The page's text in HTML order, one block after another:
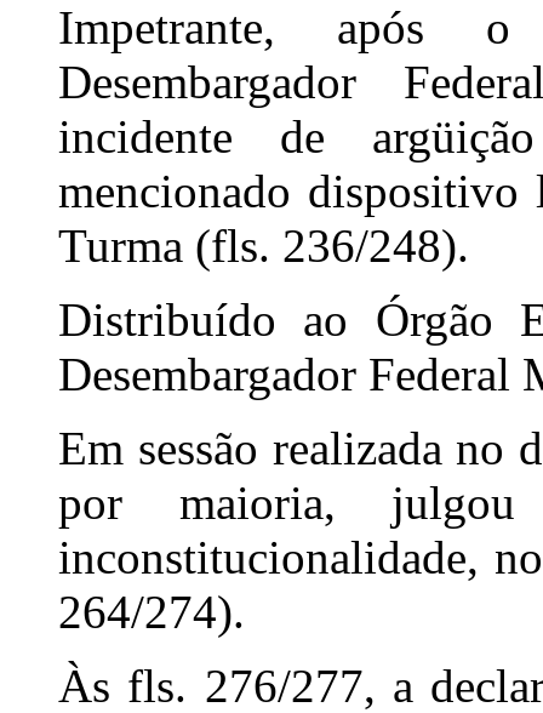
Impetrante, após
Desembargador
incidente de
mencionado
Turma (fls. 236/248).
Distribuído ao Órgão
Desembargador Federal
Em sessão realizada no
por maioria,
inconstitucionalidade,
264/274).
Às fls. 276/277, a